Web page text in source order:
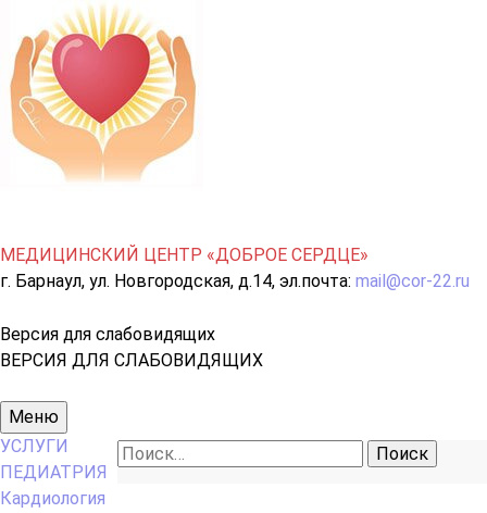
МЕДИЦИНСКИЙ ЦЕНТР «ДОБРОЕ СЕРДЦЕ»
г. Барнаул, ул. Новгородская, д.14, эл.почта: mail@cor-22.ru
Версия для слабовидящих
ВЕРСИЯ ДЛЯ СЛАБОВИДЯЩИХ
Основное
меню
Меню
Найти:
УСЛУГИ
ПЕДИАТРИЯ
Кардиология